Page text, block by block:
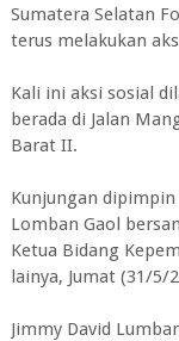
Sumatera Selatan
terus melakukan
Kali ini aksi sosial
berada di Jalan
Barat II.
Kunjungan dipimpin
Lomban Gaol
Ketua Bidang
lainya, Jumat (31/5/
Jimmy David